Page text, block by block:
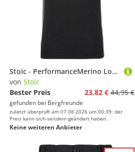
Stoic - PerformanceMerino LofsdalenSt. MTB S/S - Radtrikot Gr L schwarz
von Stoic
Bester Preis
23,82 € 44,95 €
gefunden bei Bergfreunde
zuletzt überprüft am 07.08.2026 um 00:39; der
Preis kann sich seitdem geändert haben.
Keine weiteren Anbieter